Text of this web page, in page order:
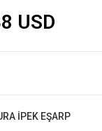
USD
İPEK EŞARP